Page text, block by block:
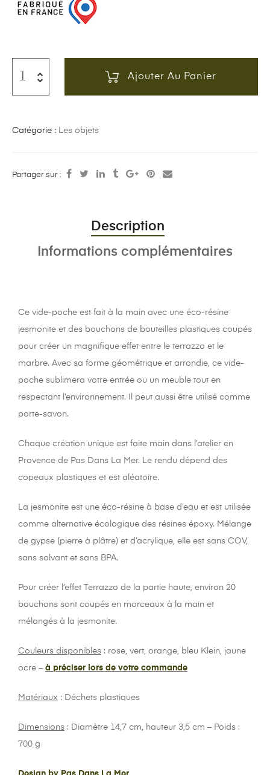
Ajouter Au Panier
Catégorie : Les objets
Partager sur :
Description
Informations complémentaires
Ce vide-poche est fait à la main avec une éco-résine
jesmonite et des bouchons de bouteilles plastiques coupés
pour créer un magnifique effet entre le terrazzo et le
marbre. Avec sa forme géométrique et arrondie, ce vide-
poche sublimera votre entrée ou un meuble tout en
respectant l’environnement. Il peut aussi être utilisé comme
porte-savon.
Chaque création unique est faite main dans l’atelier en
Provence de Pas Dans La Mer. Le rendu dépend des
copeaux plastiques et est aléatoire.
La jesmonite est une éco-résine à base d’eau et est utilisée
comme alternative écologique des résines époxy. Mélange
de gypse (pierre à plâtre) et d’acrylique, elle est sans COV,
sans solvant et sans BPA.
Pour créer l’effet Terrazzo de la partie haute, environ 20
bouchons sont coupés en morceaux à la main et
mélangés à la jesmonite.
Couleurs disponibles : rose, vert, orange, bleu Klein, jaune
ocre – à préciser lors de votre commande
Matériaux : Déchets plastiques
Dimensions : Diamètre 14,7 cm, hauteur 3,5 cm – Poids :
700 g